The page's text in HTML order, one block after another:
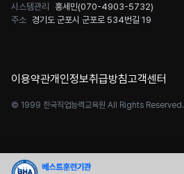
시스템관리
홍세민(070-4903-5732)
주소 경기도 군포시 군포로 534번길 19
이용약관개인정보취급방침고객센터
© 1999 한국직업능력교육원 All Rights Reserved.